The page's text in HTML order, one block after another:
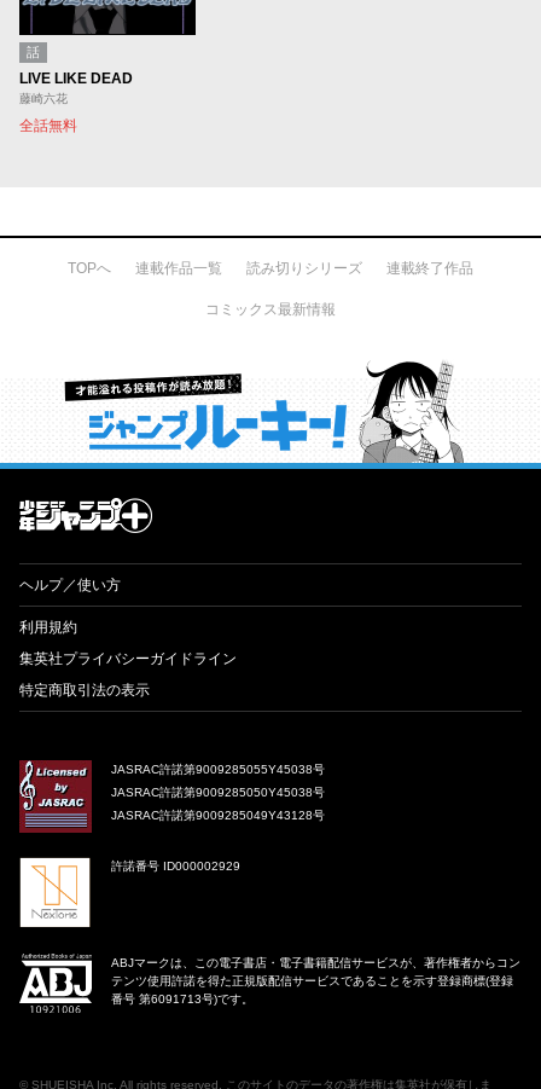
話
LIVE LIKE DEAD
藤崎六花
全話無料
TOPへ 連載作品一覧 読み切りシリーズ 連載終了作品
コミックス最新情報
才能溢れる投稿作が読み放題！ ジャンプルーキー！
ヘルプ／使い方
利用規約
集英社プライバシーガイドライン
特定商取引法の表示
JASRAC許諾第9009285055Y45038号
JASRAC許諾第9009285050Y45038号
JASRAC許諾第9009285049Y43128号
許諾番号 ID000002929
ABJマークは、この電子書店・電子書籍配信サービスが、著作権者からコン
テンツ使用許諾を得た正規版配信サービスであることを示す登録商標(登録
番号 第6091713号)です。
© SHUEISHA Inc. All rights reserved. このサイトのデータの著作権は集英社が保有しま